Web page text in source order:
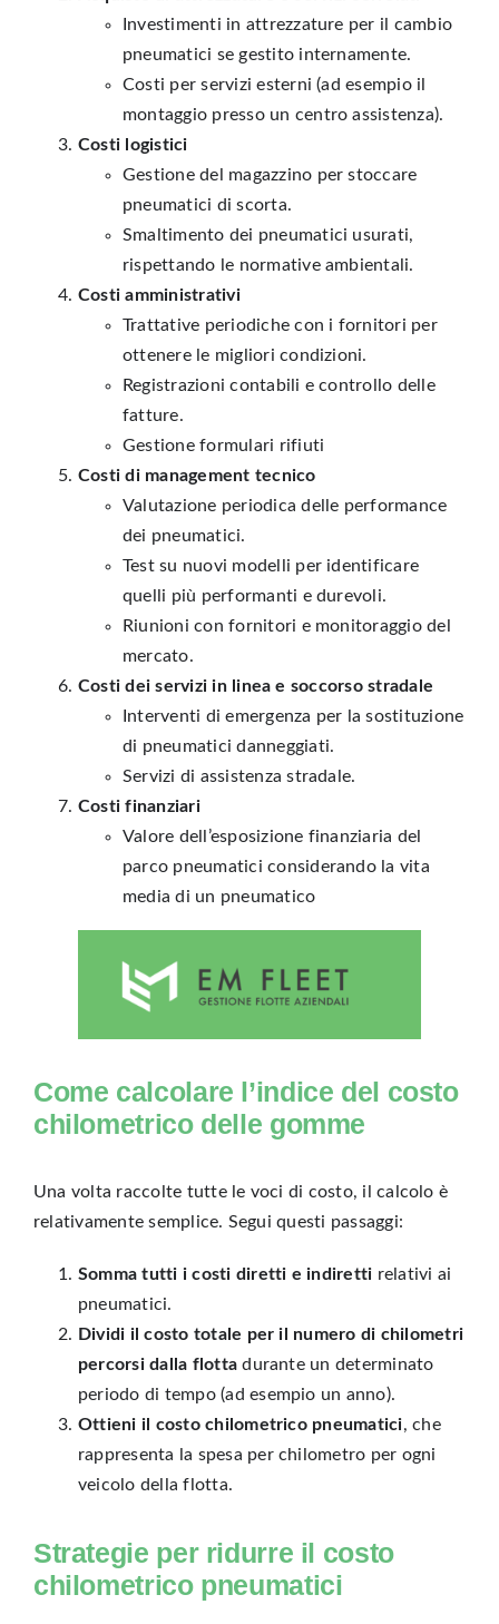
Investimenti in attrezzature per il cambio
pneumatici se gestito internamente.
Costi per servizi esterni (ad esempio il
montaggio presso un centro assistenza).
Costi logistici
Gestione del magazzino per stoccare
pneumatici di scorta.
Smaltimento dei pneumatici usurati,
rispettando le normative ambientali.
Costi amministrativi
Trattative periodiche con i fornitori per
ottenere le migliori condizioni.
Registrazioni contabili e controllo delle
fatture.
Gestione formulari rifiuti
Costi di management tecnico
Valutazione periodica delle performance
dei pneumatici.
Test su nuovi modelli per identificare
quelli più performanti e durevoli.
Riunioni con fornitori e monitoraggio del
mercato.
Costi dei servizi in linea e soccorso stradale
Interventi di emergenza per la sostituzione
di pneumatici danneggiati.
Servizi di assistenza stradale.
Costi finanziari
Valore dell’esposizione finanziaria del
parco pneumatici considerando la vita
media di un pneumatico
Come calcolare l’indice del costo
chilometrico delle gomme
Una volta raccolte tutte le voci di costo, il calcolo è
relativamente semplice. Segui questi passaggi:
Somma tutti i costi diretti e indiretti relativi ai
pneumatici.
Dividi il costo totale per il numero di chilometri
percorsi dalla flotta durante un determinato
periodo di tempo (ad esempio un anno).
Ottieni il costo chilometrico pneumatici, che
rappresenta la spesa per chilometro per ogni
veicolo della flotta.
Strategie per ridurre il costo
chilometrico pneumatici